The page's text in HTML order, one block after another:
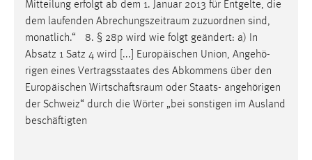
Mitteilung erfolgt ab dem 1. Januar 2013 für Entgelte, die
dem laufenden Abrechungszeitraum zuzuordnen sind,
monatlich.“ 8. § 28p wird wie folgt geändert: a) In
Absatz 1 Satz 4 wird [...] Europäischen Union, Angehö-
rigen eines Vertragsstaates des Abkommens über den
Europäischen Wirtschaftsraum oder Staats- angehörigen
der Schweiz“ durch die Wörter „bei sonstigen im Ausland
beschäftigten